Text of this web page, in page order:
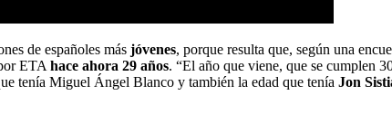
de españoles más jóvenes, porque resulta que, según una
ETA hace ahora 29 años. “El año que viene, que se cumplen
tenía Miguel Ángel Blanco y también la edad que tenía Jon